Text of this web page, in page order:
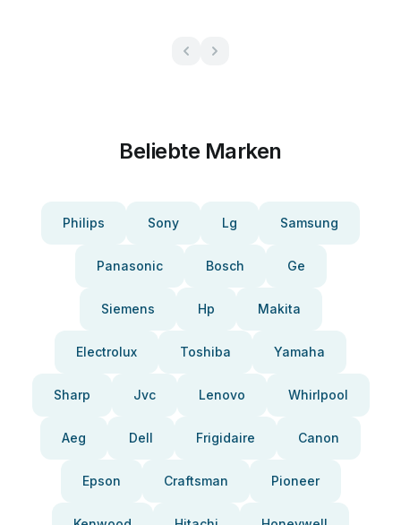
Beliebte Marken
Philips Sony Lg Samsung
Panasonic Bosch Ge
Siemens Hp Makita
Electrolux Toshiba Yamaha
Sharp Jvc Lenovo Whirlpool
Aeg Dell Frigidaire Canon
Epson Craftsman Pioneer